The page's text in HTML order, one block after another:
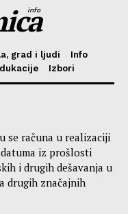
info
grad i ljudi
Info
Izbori
se računa u realizaciji
iz prošlosti
i drugih dešavanja u
drugih značajnih